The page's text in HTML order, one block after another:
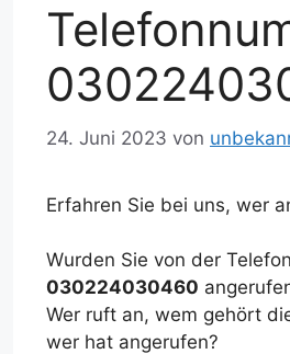
24. Juni 2023 von
Erfahren Sie bei uns, wer
Wurden Sie von der
030224030460
Wer ruft an, wem gehört
wer hat angerufen?